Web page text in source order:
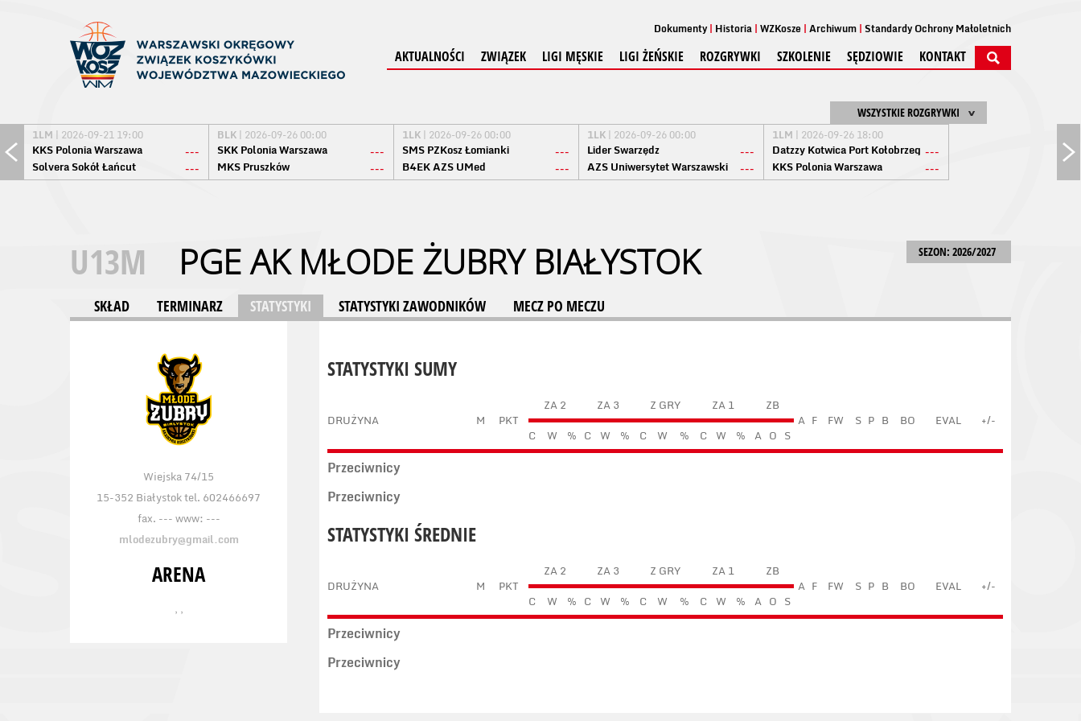
Dokumenty Historia WZKosze Archiwum Standardy Ochrony Małoletnich
AKTUALNOŚCI ZWIĄZEK LIGI MĘSKIE LIGI ŻEŃSKIE ROZGRYWKI SZKOLENIE SĘDZIOWIE KONTAKT
WSZYSTKIE ROZGRYWKI
1LM | 2026-09-21 19:00
KKS Polonia Warszawa
---
Solvera Sokół Łańcut
---
BLK | 2026-09-26 00:00
SKK Polonia Warszawa
---
MKS Pruszków
---
1LK | 2026-09-26 00:00
SMS PZKosz Łomianki
---
B4EK AZS UMed
---
1LK | 2026-09-26 00:00
Lider Swarzędz
---
AZS Uniwersytet Warszawski
---
1LM | 2026-09-26 18:00
Datzzy Kotwica Port Kołobrzeg ---
KKS Polonia Warszawa
---
SEZON: 2026/2027
U13M PGE AK MŁODE ŻUBRY BIAŁYSTOK
SKŁAD TERMINARZ STATYSTYKI STATYSTYKI ZAWODNIKÓW MECZ PO MECZU
Wiejska 74/15
15-352 Białystok tel. 602466697
fax. --- www: ---
mlodezubry@gmail.com
ARENA
, ,
STATYSTYKI SUMY
DRUŻYNA M PKT
ZA 2 ZA 3 Z GRY ZA 1
ZB
A F FW S P B BO EVAL
+/-
C
W % C W % C W % C W % A O S
Przeciwnicy
Przeciwnicy
STATYSTYKI ŚREDNIE
DRUŻYNA M PKT
ZA 2 ZA 3 Z GRY ZA 1
ZB
A F FW S P B BO EVAL
+/-
C
W % C W % C W % C W % A O S
Przeciwnicy
Przeciwnicy